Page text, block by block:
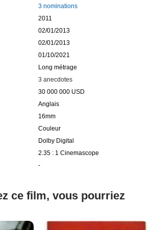
3 nominations
2011
02/01/2013
02/01/2013
01/10/2021
Long métrage
3 anecdotes
30 000 000 USD
Anglais
16mm
Couleur
Dolby Digital
2.35 : 1 Cinemascope
-
ce film, vous pourriez